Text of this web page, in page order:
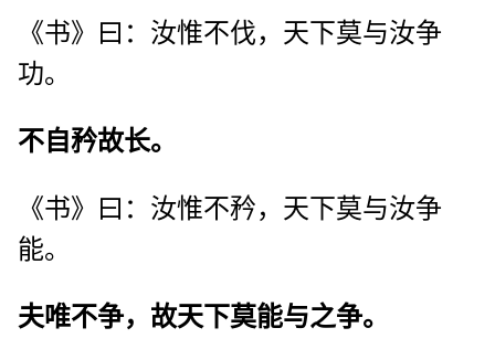
《书》曰：汝惟不伐，天下莫与汝争
功。
不自矜故长。
《书》曰：汝惟不矜，天下莫与汝争
能。
夫唯不争，故天下莫能与之争。